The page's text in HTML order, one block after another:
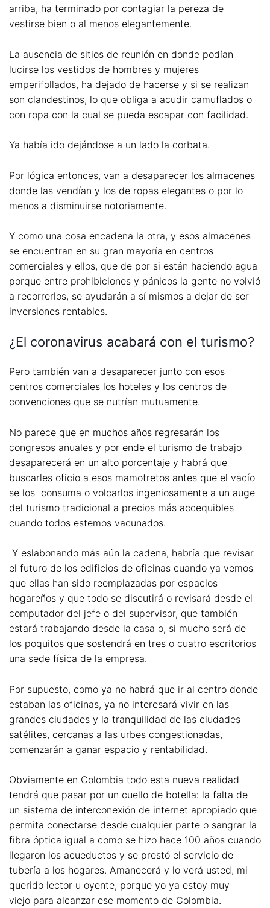
arriba, ha terminado por contagiar la pereza de
vestirse bien o al menos elegantemente.
La ausencia de sitios de reunión en donde podían
lucirse los vestidos de hombres y mujeres
emperifollados, ha dejado de hacerse y si se realizan
son clandestinos, lo que obliga a acudir camuflados o
con ropa con la cual se pueda escapar con facilidad.
Ya había ido dejándose a un lado la corbata.
Por lógica entonces, van a desaparecer los almacenes
donde las vendían y los de ropas elegantes o por lo
menos a disminuirse notoriamente.
Y como una cosa encadena la otra, y esos almacenes
se encuentran en su gran mayoría en centros
comerciales y ellos, que de por si están haciendo agua
porque entre prohibiciones y pánicos la gente no volvió
a recorrerlos, se ayudarán a sí mismos a dejar de ser
inversiones rentables.
¿El coronavirus acabará con el turismo?
Pero también van a desaparecer junto con esos
centros comerciales los hoteles y los centros de
convenciones que se nutrían mutuamente.
No parece que en muchos años regresarán los
congresos anuales y por ende el turismo de trabajo
desaparecerá en un alto porcentaje y habrá que
buscarles oficio a esos mamotretos antes que el vacío
se los consuma o volcarlos ingeniosamente a un auge
del turismo tradicional a precios más accequibles
cuando todos estemos vacunados.
Y eslabonando más aún la cadena, habría que revisar
el futuro de los edificios de oficinas cuando ya vemos
que ellas han sido reemplazadas por espacios
hogareños y que todo se discutirá o revisará desde el
computador del jefe o del supervisor, que también
estará trabajando desde la casa o, si mucho será de
los poquitos que sostendrá en tres o cuatro escritorios
una sede física de la empresa.
Por supuesto, como ya no habrá que ir al centro donde
estaban las oficinas, ya no interesará vivir en las
grandes ciudades y la tranquilidad de las ciudades
satélites, cercanas a las urbes congestionadas,
comenzarán a ganar espacio y rentabilidad.
Obviamente en Colombia todo esta nueva realidad
tendrá que pasar por un cuello de botella: la falta de
un sistema de interconexión de internet apropiado que
permita conectarse desde cualquier parte o sangrar la
fibra óptica igual a como se hizo hace 100 años cuando
llegaron los acueductos y se prestó el servicio de
tubería a los hogares. Amanecerá y lo verá usted, mi
querido lector u oyente, porque yo ya estoy muy
viejo para alcanzar ese momento de Colombia.